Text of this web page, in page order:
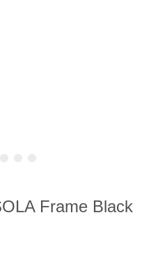
Frame Black